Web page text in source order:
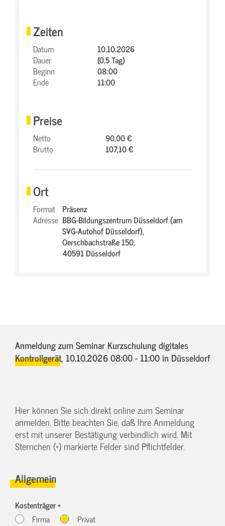
Zeiten
Datum
10.10.2026
Dauer
(0.5 Tag)
Beginn
08:00
Ende
11:00
Preise
Netto
90,00 €
Brutto
107,10 €
Ort
Format Präsenz
Adresse BBG-Bildungszentrum Düsseldorf (am
SVG-Autohof Düsseldorf),
Oerschbachstraße 150,
40591 Düsseldorf
Anmeldung zum Seminar Kurzschulung digitales
Kontrollgerät, 10.10.2026 08:00 - 11:00in Düsseldorf
Hier können Sie sich direkt online zum Seminar
anmelden. Bitte beachten Sie, daß Ihre Anmeldung
erst mit unserer Bestätigung verbindlich wird. Mit
Sternchen (*) markierte Felder sind Pflichtfelder.
Allgemein
Kostenträger *
Firma
Privat